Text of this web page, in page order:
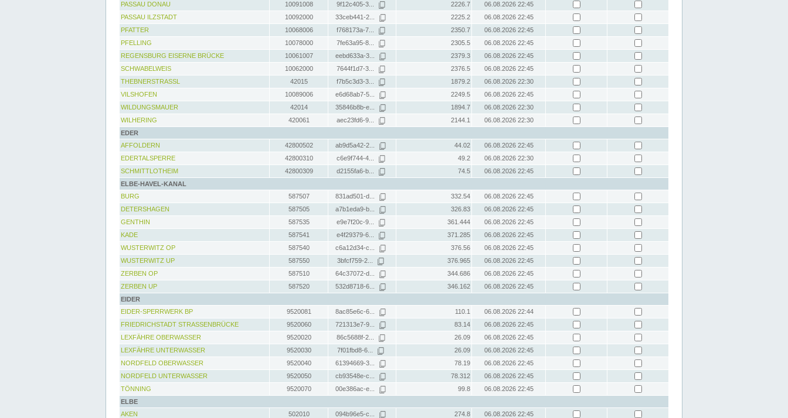
PASSAU DONAU
10091008 9f12c405-3... 2226.7
06.08.2026 22:45
PASSAU ILZSTADT
10092000 33ceb441-2... 2225.2
06.08.2026 22:45
PFATTER
10068006 f768173a-7... 2350.7
06.08.2026 22:45
PFELLING
10078000 7fe63a95-8... 2305.5
06.08.2026 22:45
REGENSBURG EISERNE BRÜCKE
10061007 eebd633a-3... 2379.3
06.08.2026 22:45
SCHWABELWEIS
10062000 7644f1d7-3... 2376.5
06.08.2026 22:45
THEBNERSTRASSL
42015 f7b5c3d3-3... 1879.2
06.08.2026 22:30
VILSHOFEN
10089006 e6d68ab7-5... 2249.5
06.08.2026 22:45
WILDUNGSMAUER
42014 35846b8b-e... 1894.7
06.08.2026 22:30
WILHERING
420061 aec23fd6-9... 2144.1
06.08.2026 22:30
EDER
AFFOLDERN
42800502 ab9d5a42-2... 44.02
06.08.2026 22:45
EDERTALSPERRE
42800310 c6e9f744-4... 49.2
06.08.2026 22:30
SCHMITTLOTHEIM
42800309 d2155fa6-b... 74.5
06.08.2026 22:45
ELBE-HAVEL-KANAL
BURG
587507 831ad501-d... 332.54
06.08.2026 22:45
DETERSHAGEN
587505 a7b1eda9-b... 326.83
06.08.2026 22:45
GENTHIN
587535 e9e7f20c-9... 361.444
06.08.2026 22:45
KADE
587541 e4f29379-6... 371.285
06.08.2026 22:45
WUSTERWITZ OP
587540 c6a12d34-c... 376.56
06.08.2026 22:45
WUSTERWITZ UP
587550 3bfcf759-2... 376.965
06.08.2026 22:45
ZERBEN OP
587510 64c37072-d... 344.686
06.08.2026 22:45
ZERBEN UP
587520 532d8718-6... 346.162
06.08.2026 22:45
EIDER
EIDER-SPERRWERK BP
9520081 8ac85e6c-6... 110.1
06.08.2026 22:44
FRIEDRICHSTADT STRASSENBRÜCKE
9520060 721313e7-9... 83.14
06.08.2026 22:45
LEXFÄHRE OBERWASSER
9520020 86c5688f-2... 26.09
06.08.2026 22:45
LEXFÄHRE UNTERWASSER
9520030 7f01fbd8-6... 26.09
06.08.2026 22:45
NORDFELD OBERWASSER
9520040 61394669-3... 78.19
06.08.2026 22:45
NORDFELD UNTERWASSER
9520050 cb93548e-c... 78.312
06.08.2026 22:45
TÖNNING
9520070 00e386ac-e... 99.8
06.08.2026 22:45
ELBE
AKEN
502010 094b96e5-c... 274.8
06.08.2026 22:45